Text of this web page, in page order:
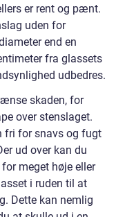
er rent og pænt.
uden for
end en
fra glassets
udbedres.
skaden, for
over stenslaget.
fri for snavs og fugt
ud over kan du
meget høje eller
i ruden til at
Dette kan nemlig